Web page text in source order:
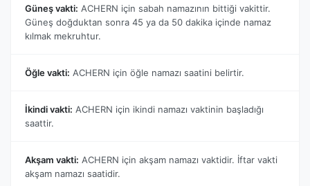
Güneş vakti: ACHERN için sabah namazının bittiği vakittir.
Güneş doğduktan sonra 45 ya da 50 dakika içinde namaz
kılmak mekruhtur.
Öğle vakti: ACHERN için öğle namazı saatini belirtir.
İkindi vakti: ACHERN için ikindi namazı vaktinin başladığı
saattir.
Akşam vakti: ACHERN için akşam namazı vaktidir. İftar vakti
akşam namazı saatidir.